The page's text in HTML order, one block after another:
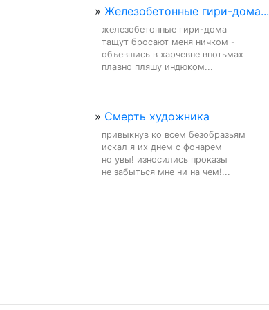
» Железобетонные гири-дома...
железобетонные гири-дома
тащут бросают меня ничком -
объевшись в харчевне впотьмах
плавно пляшу индюком...
» Смерть художника
привыкнув ко всем безобразьям
искал я их днем с фонарем
но увы! износились проказы
не забыться мне ни на чем!...